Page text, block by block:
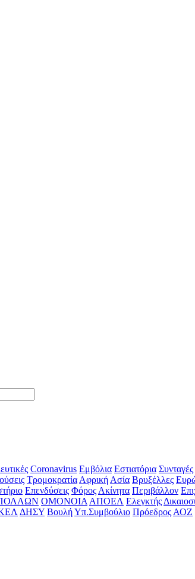
Coronavirus Εμβόλια Εστιατόρια Συνταγές
Τρομοκρατία Αφρική Ασία Βρυξέλλες
Επενδύσεις Φόρος Ακίνητα Περιβάλλον
ΟΜΟΝΟΙΑ ΑΠΟΕΛ Ελεγκτής
ΔΗΣΥ ΒουλήΥπ.Συμβούλιο Πρόεδρος ΑΟΖ